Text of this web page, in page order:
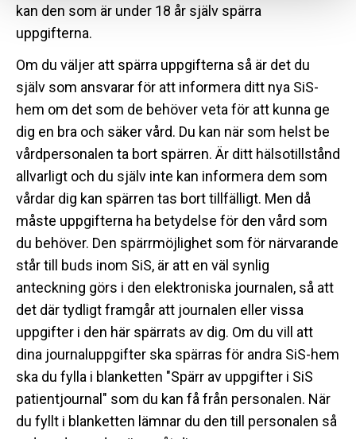
kan den som är under 18 år själv spärra
uppgifterna.
Om du väljer att spärra uppgifterna så är det du
själv som ansvarar för att informera ditt nya SiS-
hem om det som de behöver veta för att kunna ge
dig en bra och säker vård. Du kan när som helst be
vårdpersonalen ta bort spärren. Är ditt hälsotillstånd
allvarligt och du själv inte kan informera dem som
vårdar dig kan spärren tas bort tillfälligt. Men då
måste uppgifterna ha betydelse för den vård som
du behöver. Den spärrmöjlighet som för närvarande
står till buds inom SiS, är att en väl synlig
anteckning görs i den elektroniska journalen, så att
det där tydligt framgår att journalen eller vissa
uppgifter i den här spärrats av dig. Om du vill att
dina journaluppgifter ska spärras för andra SiS-hem
ska du fylla i blanketten "Spärr av uppgifter i SiS
patientjournal" som du kan få från personalen. När
du fyllt i blanketten lämnar du den till personalen så